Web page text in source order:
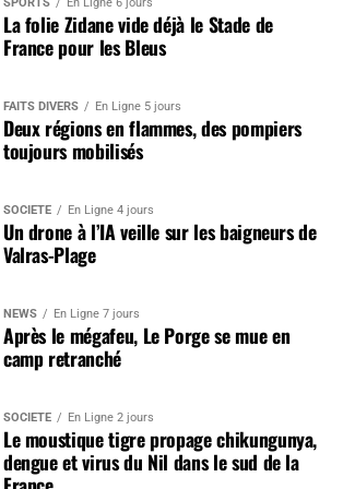
La folie Zidane vide déjà le Stade de
France pour les Bleus
FAITS DIVERS En Ligne 5 jours
Deux régions en flammes, des pompiers
toujours mobilisés
SOCIÉTÉ En Ligne 4 jours
Un drone à l’IA veille sur les baigneurs de
Valras-Plage
NEWS En Ligne 7 jours
Après le mégafeu, Le Porge se mue en
camp retranché
SOCIÉTÉ En Ligne 2 jours
Le moustique tigre propage chikungunya,
dengue et virus du Nil dans le sud de la